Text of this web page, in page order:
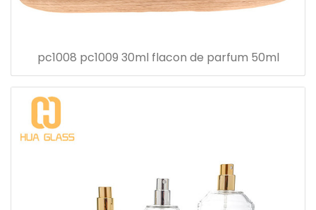
pc1008 pc1009 30ml flacon de parfum 50ml